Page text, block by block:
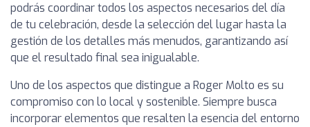
podrás coordinar todos los aspectos necesarios del día
de tu celebración, desde la selección del lugar hasta la
gestión de los detalles más menudos, garantizando así
que el resultado final sea inigualable.
Uno de los aspectos que distingue a Roger Molto es su
compromiso con lo local y sostenible. Siempre busca
incorporar elementos que resalten la esencia del entorno